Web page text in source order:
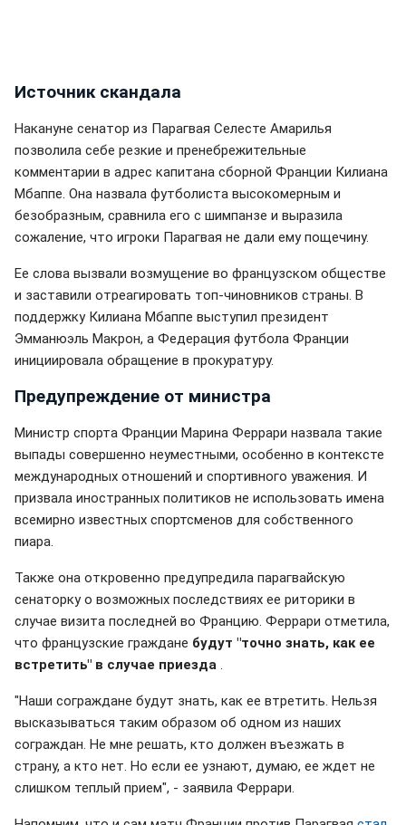
Источник скандала
Накануне сенатор из Парагвая Селесте Амарилья
позволила себе резкие и пренебрежительные
комментарии в адрес капитана сборной Франции Килиана
Мбаппе. Она назвала футболиста высокомерным и
безобразным, сравнила его с шимпанзе и выразила
сожаление, что игроки Парагвая не дали ему пощечину.
Ее слова вызвали возмущение во французском обществе
и заставили отреагировать топ-чиновников страны. В
поддержку Килиана Мбаппе выступил президент
Эмманюэль Макрон, а Федерация футбола Франции
инициировала обращение в прокуратуру.
Предупреждение от министра
Министр спорта Франции Марина Феррари назвала такие
выпады совершенно неуместными, особенно в контексте
международных отношений и спортивного уважения. И
призвала иностранных политиков не использовать имена
всемирно известных спортсменов для собственного
пиара.
Также она откровенно предупредила парагвайскую
сенаторку о возможных последствиях ее риторики в
случае визита последней во Францию. Феррари отметила,
что французские граждане будут "точно знать, как ее
встретить" в случае приезда
"Наши сограждане будут знать, как ее втретить. Нельзя
высказываться таким образом об одном из наших
сограждан. Не мне решать, кто должен въезжать в
страну, а кто нет. Но если ее узнают, думаю, ее ждет не
слишком теплый прием", - заявила Феррари.